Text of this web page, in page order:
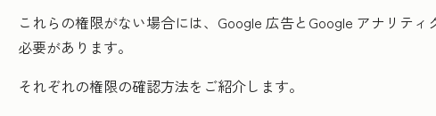
これらの権限がない場合には、Google 広告とGoogle アナリテ
必要があります。
それぞれの権限の確認方法をご紹介します。